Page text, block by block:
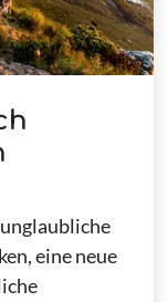
eine neue